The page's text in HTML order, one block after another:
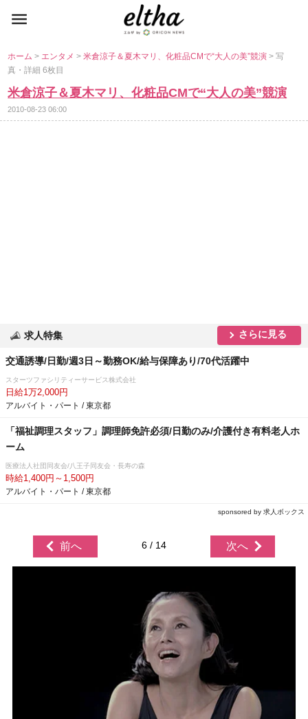
ホーム> エンタメ>米倉涼子＆夏木マリ、化粧品CMで“大人の美”競演> 写
真・詳細 6枚目
米倉涼子＆夏木マリ、化粧品CMで“大人の美”競演
2010-08-23 06:00
求人特集 さらに見る
交通誘導/日勤/週3日～勤務OK/給与保障あり/70代活躍中
スターツファシリティーサービス株式会社
日給1万2,000円
アルバイト・パート / 東京都
「福祉調理スタッフ」調理師免許必須/日勤のみ/介護付き有料老人ホ
ーム
医療法人社団同友会/八王子同友会・長寿の森
時給1,400円～1,500円
アルバイト・パート / 東京都
sponsored by 求人ボックス
前へ 6 / 14 次へ